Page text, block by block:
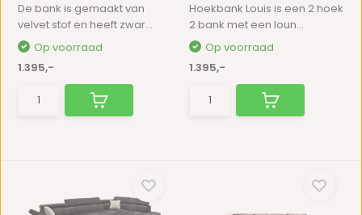
De bank is gemaakt van
velvet stof en heeft zwar...
Op voorraad
1.395,-
Hoekbank Louis is een 2 hoek
2 bank met een loun...
Op voorraad
1.395,-